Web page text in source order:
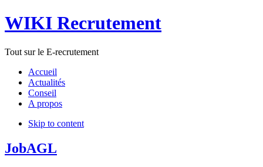
WIKI Recrutement
Tout sur le E-recrutement
Accueil
Actualités
Conseil
A propos
Skip to content
JobAGL